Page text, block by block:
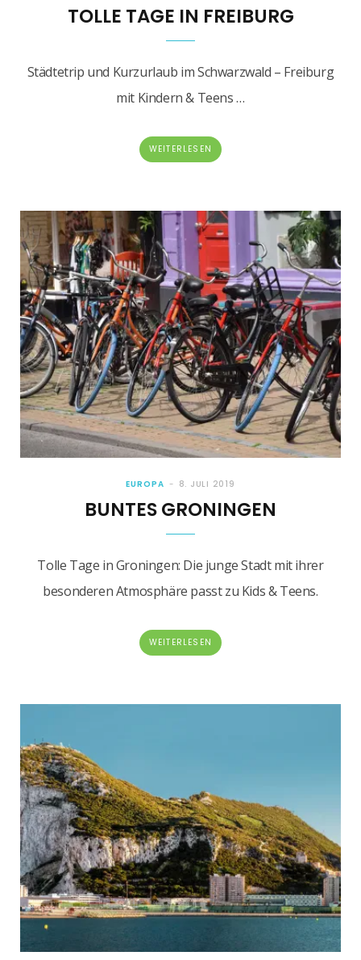
TOLLE TAGE IN FREIBURG
Städtetrip und Kurzurlaub im Schwarzwald – Freiburg
mit Kindern & Teens …
WEITERLESEN
EUROPA 8. JULI 2019
BUNTES GRONINGEN
Tolle Tage in Groningen: Die junge Stadt mit ihrer
besonderen Atmosphäre passt zu Kids & Teens.
WEITERLESEN